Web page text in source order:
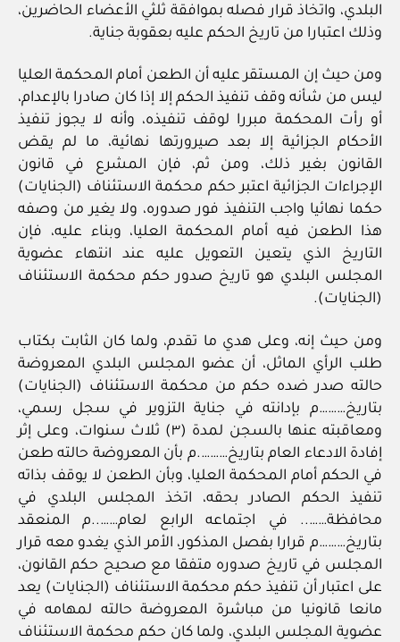
البلدي، واتخاذ قرار فصله بموافقة ثلثي الأعضاء الحاضرين،
وذلك اعتبارا من تاريخ الحكم عليه بعقوبة جناية.
ومن حيث إن المستقر عليه أن الطعن أمام المحكمة العليا
ليس من شأنه وقف تنفيذ الحكم إلا إذا كان صادرا بالإعدام،
أو رأت المحكمة مبررا لوقف تنفيذه، وأنه لا يجوز تنفيذ
الأحكام الجزائية إلا بعد صيرورتها نهائية، ما لم يقض
القانون بغير ذلك، ومن ثم، فإن المشرع في قانون
الإجراءات الجزائية اعتبر حكم محكمة الاستئناف (الجنايات)
حكما نهائيا واجب التنفيذ فور صدوره، ولا يغير من وصفه
هذا الطعن فيه أمام المحكمة العليا، وبناء عليه، فإن
التاريخ الذي يتعين التعويل عليه عند انتهاء عضوية
المجلس البلدي هو تاريخ صدور حكم محكمة الاستئناف
(الجنايات).
ومن حيث إنه، وعلى هدي ما تقدم، ولما كان الثابت بكتاب
طلب الرأي الماثل، أن عضو المجلس البلدي المعروضة
حالته صدر ضده حكم من محكمة الاستئناف (الجنايات)
بتاريخ………م بإدانته في جناية التزوير في سجل رسمي،
ومعاقبته عنها بالسجن لمدة (٣) ثلاث سنوات، وعلى إثر
إفادة الادعاء العام بتاريخ……….م بأن المعروضة حالته طعن
في الحكم أمام المحكمة العليا، وبأن الطعن لا يوقف بذاته
تنفيذ الحكم الصادر بحقه، اتخذ المجلس البلدي في
محافظة…….. في اجتماعه الرابع لعام……..م المنعقد
بتاريخ………م قرارا بفصل المذكور، الأمر الذي يغدو معه قرار
المجلس في تاريخ صدوره متفقا مع صحيح حكم القانون،
على اعتبار أن تنفيذ حكم محكمة الاستئناف (الجنايات) يعد
مانعا قانونيا من مباشرة المعروضة حالته لمهامه في
عضوية المجلس البلدي، ولما كان حكم محكمة الاستئناف